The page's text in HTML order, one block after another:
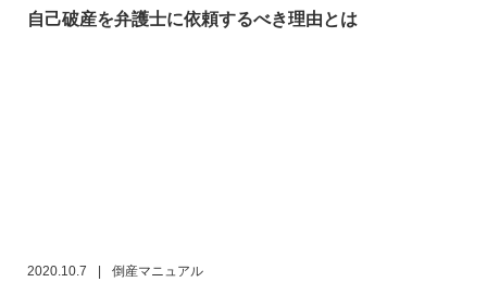
自己破産を弁護士に依頼するべき理由とは
2020.10.7 | 倒産マニュアル